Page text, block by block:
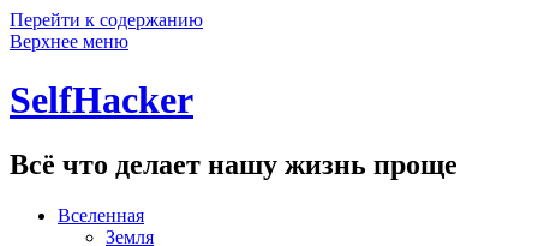
Перейти к содержанию
Верхнее меню
SelfHacker
Всё что делает нашу жизнь проще
Вселенная
Земля